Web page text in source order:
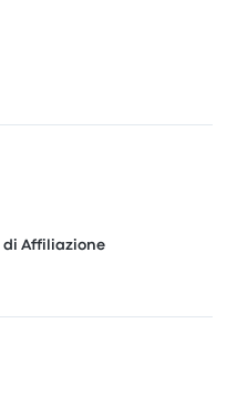
di Affiliazione